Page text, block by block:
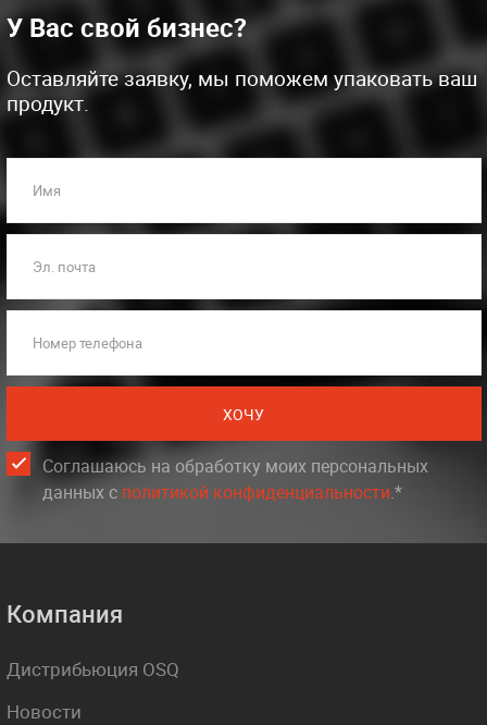
У Вас свой бизнес?
Оставляйте заявку, мы поможем упаковать ваш
продукт.
Имя
Эл. почта
Номер телефона
ХОЧУ
Соглашаюсь на обработку моих персональных
данных c политикой конфиденциальности.*
Компания
Дистрибьюция OSQ
Новости